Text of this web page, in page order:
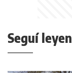
Seguí